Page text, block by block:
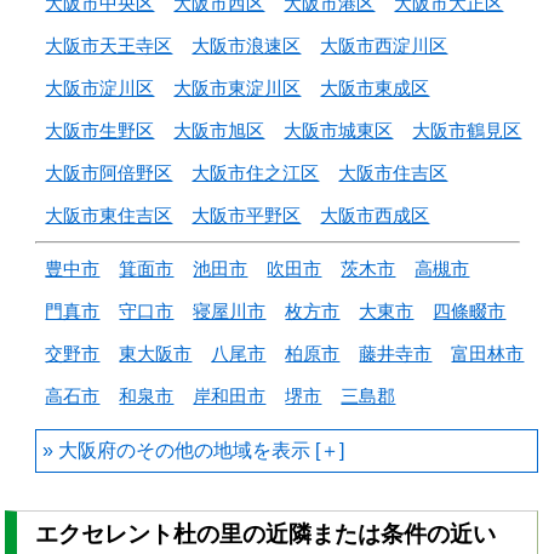
大阪市天王寺区 大阪市浪速区 大阪市西淀川区
大阪市淀川区 大阪市東淀川区 大阪市東成区
大阪市生野区 大阪市旭区 大阪市城東区 大阪市鶴見区
大阪市阿倍野区 大阪市住之江区 大阪市住吉区
大阪市東住吉区 大阪市平野区 大阪市西成区
豊中市 箕面市 池田市 吹田市 茨木市 高槻市
門真市 守口市 寝屋川市 枚方市 大東市 四條畷市
交野市 東大阪市 八尾市 柏原市 藤井寺市 富田林市
高石市 和泉市 岸和田市 堺市 三島郡
大阪府のその他の地域を
エクセレント杜の里の近隣または条件の近い